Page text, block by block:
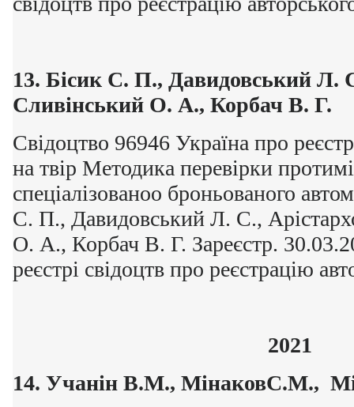
13. Бісик С. П., Давидовський Л.
Сливінський О. А., Корбач В. Г.
Свідоцтво 96946 Україна про
на твір Методика перевірки
спеціалізованоо броньованого
С. П., Давидовський Л. С.,
О. А., Корбач В. Г. Зареєстр.
реєстрі свідоцтв про реєстрацію
2021
14. Учанін В.М., МінаковС.М.,